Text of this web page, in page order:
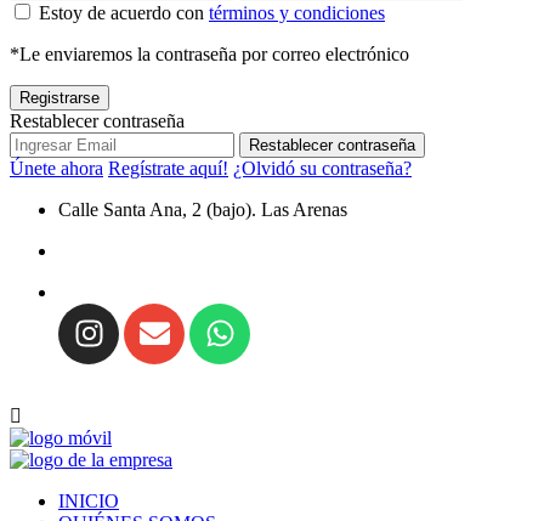
Estoy de acuerdo con términos y condiciones
*Le enviaremos la contraseña por correo electrónico
Registrarse
Restablecer contraseña
Restablecer contraseña
Únete ahora Regístrate aquí! ¿Olvidó su contraseña?
Calle Santa Ana, 2 (bajo). Las Arenas
INICIO